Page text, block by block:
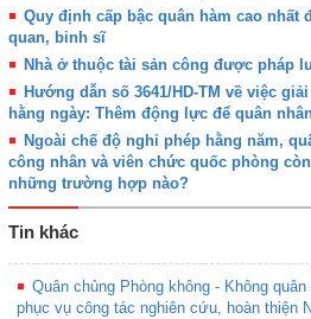
Quy định cấp bậc quân hàm cao nhất
quan, binh sĩ
Nhà ở thuộc tài sản công được pháp
Hướng dẫn số 3641/HD-TM về việc
hằng ngày: Thêm động lực để quân
Ngoài chế độ nghỉ phép hằng năm,
công nhân và viên chức quốc phòng
những trường hợp nào?
Tin khác
Quân chủng Phòng không - Không
phục vụ công tác nghiên cứu, hoàn thiện